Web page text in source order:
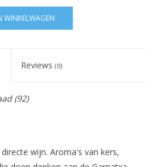
WINKELWAGEN
Reviews (0)
(92)
wijn. Aroma's van kers,